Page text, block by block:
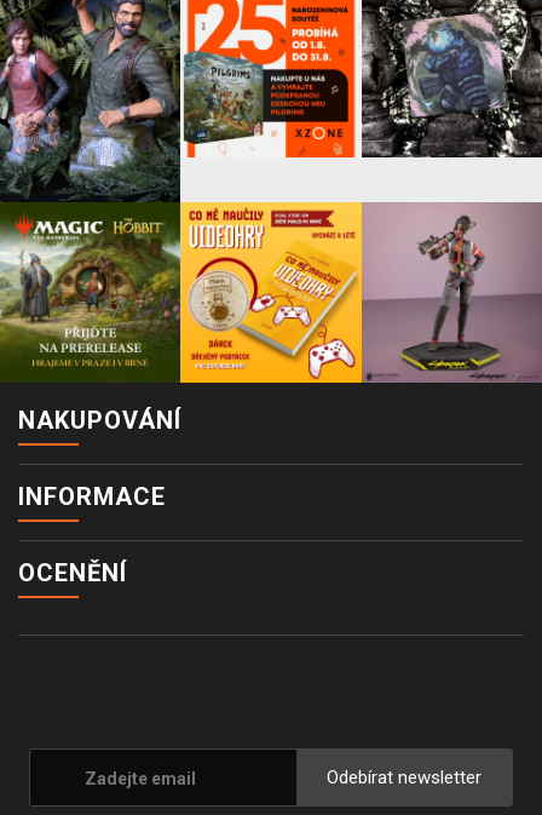
NAKUPOVÁNÍ
INFORMACE
OCENĚNÍ
Odebírat newsletter